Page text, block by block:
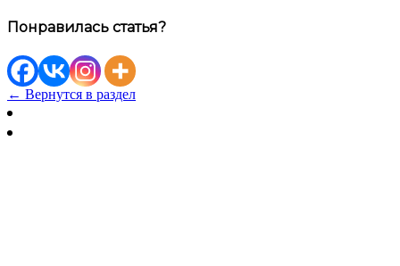
Понравилась статья?
← Вернутся в раздел